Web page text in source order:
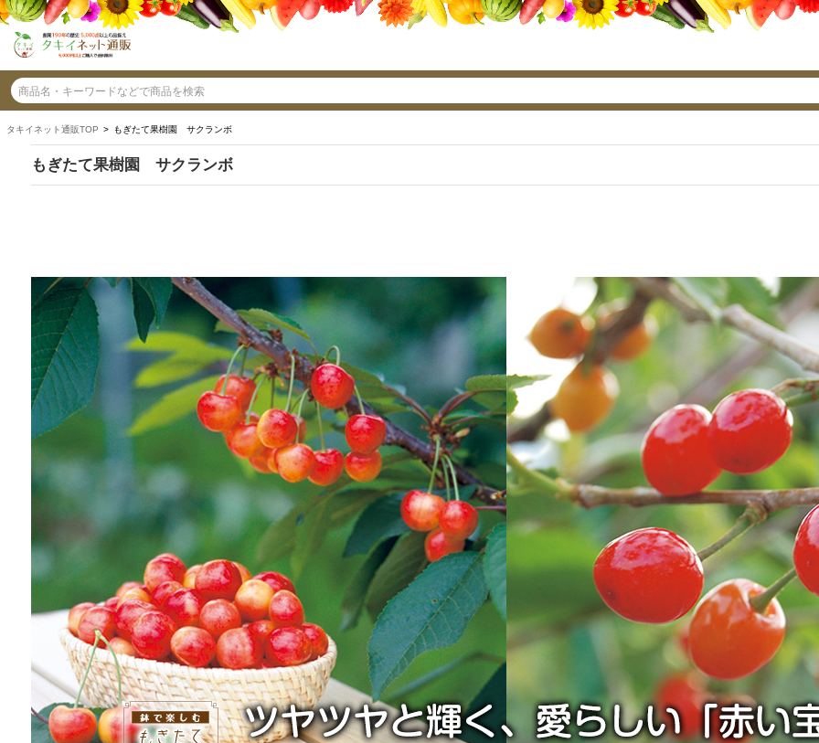
タキイネット通販TOP > もぎたて果樹園 サクランボ
もぎたて果樹園 サクランボ